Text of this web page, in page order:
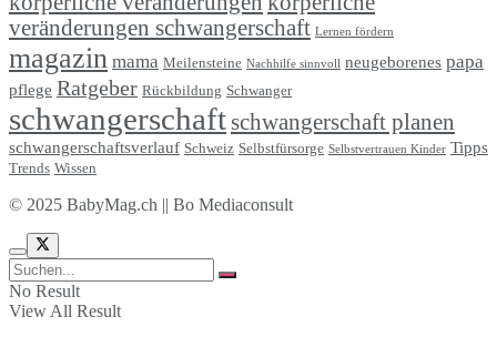
veränderungen schwangerschaft Lernen fördern
magazin mama Meilensteine Nachhilfe sinnvoll neugeborenes papa
pflege Ratgeber Rückbildung Schwanger
schwangerschaft schwangerschaft planen
schwangerschaftsverlauf Schweiz Selbstfürsorge Selbstvertrauen Kinder Tipps
Trends Wissen
© 2025 BabyMag.ch || Bo Mediaconsult
No Result
View All Result